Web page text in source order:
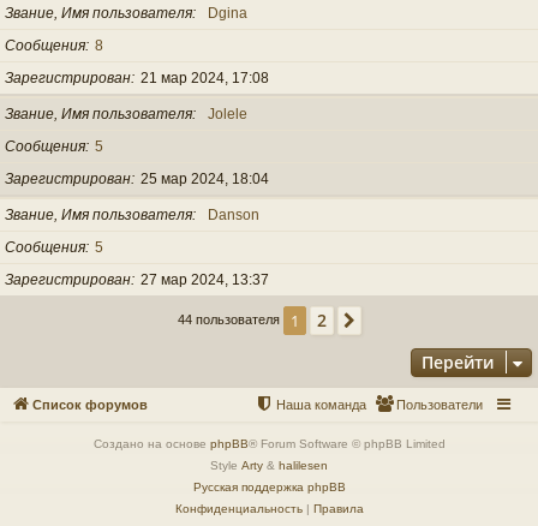
Звание, Имя пользователя
Dgina
Сообщения 8
Зарегистрирован 21 мар 2024, 17:08
Звание, Имя пользователя
Jolele
Сообщения 5
Зарегистрирован 25 мар 2024, 18:04
Звание, Имя пользователя
Danson
Сообщения 5
Зарегистрирован 27 мар 2024, 13:37
44 пользователя 1 2
Перейти
Список форумов Пользователи
Наша команда
Создано на основе phpBB® Forum Software © phpBB Limited
Style Arty & halilesen
Русская поддержка phpBB
Конфиденциальность| Правила